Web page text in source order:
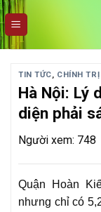
Skip
to
content
TIN TỨC, CHÍNH
Hà Nội: Lý
diện phải
Người xem: 748
Quận Hoàn
nhưng chỉ có